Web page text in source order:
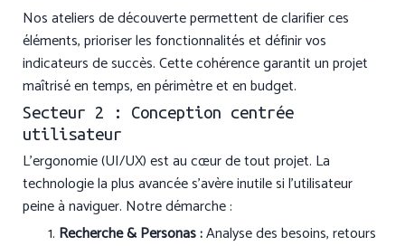
Nos ateliers de découverte permettent de clarifier ces
éléments, prioriser les fonctionnalités et définir vos
indicateurs de succès. Cette cohérence garantit un projet
maîtrisé en temps, en périmètre et en budget.
Secteur 2 : Conception centrée
utilisateur
L’ergonomie (UI/UX) est au cœur de tout projet. La
technologie la plus avancée s’avère inutile si l’utilisateur
peine à naviguer. Notre démarche :
Recherche & Personas :Analyse des besoins, retours